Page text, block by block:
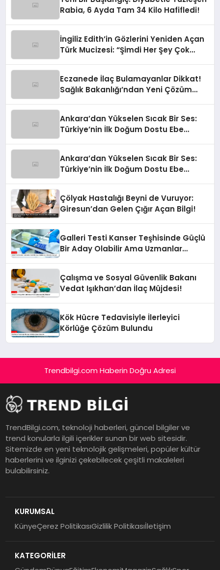
Rabia, 6 Ayda Tam 34 Kilo Hafifledi!
İngiliz Edith’in Gözlerini Yeniden Açan
Türk Mucizesi: “Şimdi Her Şey Çok
Eczanede İlaç Bulamayanlar Dikkat!
Sağlık Bakanlığı’ndan Yeni Çözüm
Ankara’dan Yükselen Sıcak Bir Ses:
Türkiye’nin İlk Doğum Dostu Ebe
Ankara’dan Yükselen Sıcak Bir Ses:
Türkiye’nin İlk Doğum Dostu Ebe
Çölyak Hastalığı Beyni de Vuruyor:
Giresun’dan Gelen Çığır Açan Bilgi!
Galleri Testi Kanser Teşhisinde Güçlü
Bir Aday Olabilir Ama Uzmanlar
Çalışma ve Sosyal Güvenlik Bakanı
Vedat Işıkhan’dan İlaç Müjdesi!
Kök Hücre Tedavisiyle İlerleyici
Körlüğe Çözüm Bulundu
Trendbilgi.com Haberin Doğru Adresi
TrendBilgi.com, teknoloji haberleri, güncel bilgiler ve
trend konularla ilgili içerikler sunan bir web sitesidir.
Sitemizde en yeni teknolojik gelişmeleri, popüler kültür
haberlerini ve ilginizi çekebilecek çeşitli makaleleri
bulabilirsiniz.
KURUMSAL
KünyeÇerez PolitikasıGizlilik Politikasıİletişim
KATEGORİLER